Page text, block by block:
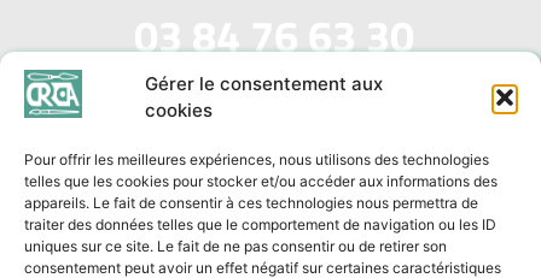
Gérer le consentement aux
cookies
Pour offrir les meilleures expériences, nous utilisons des technologies
telles que les cookies pour stocker et/ou accéder aux informations des
appareils. Le fait de consentir à ces technologies nous permettra de
traiter des données telles que le comportement de navigation ou les ID
uniques sur ce site. Le fait de ne pas consentir ou de retirer son
consentement peut avoir un effet négatif sur certaines caractéristiques
03 84 76 63 30
mail: contact@crrcoa.fr
Partenaires
Mentions légales